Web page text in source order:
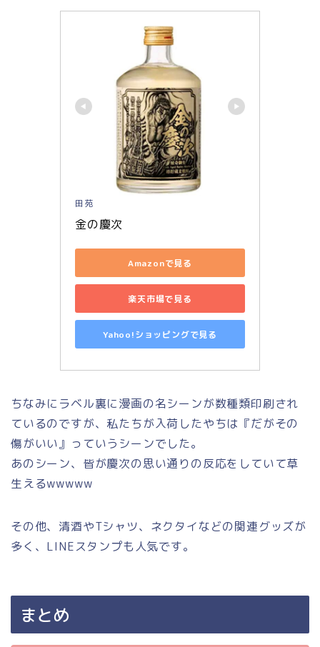
田苑
金の慶次
Amazonで見る
楽天市場で見る
Yahoo!ショッピングで見る
ちなみにラベル裏に漫画の名シーンが数種類印刷され
ているのですが、私たちが入荷したやちは『だがその
傷がいい』っていうシーンでした。
あのシーン、皆が慶次の思い通りの反応をしていて草
生えるwwwww
その他、清酒やTシャツ、ネクタイなどの関連グッズが
多く、LINEスタンプも人気です。
まとめ